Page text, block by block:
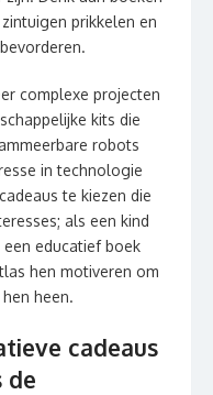
prikkelen en
complexe projecten
kits die
robots
in technologie
te kiezen die
als een kind
educatief boek
hen motiveren om
heen.
cadeaus
de